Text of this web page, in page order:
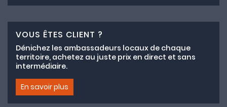
VOUS ÊTES CLIENT ?
Dénichez les ambassadeurs locaux de chaque
territoire, achetez au juste prix en direct et sans
intermédiaire.
En savoir plus